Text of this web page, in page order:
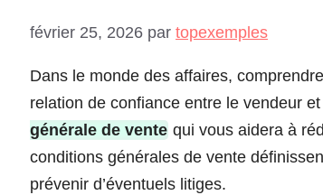
février 25, 2026 par topexemples
Dans le monde des affaires,
relation de confiance entre le vendeur
générale de vente qui vous aidera à
conditions générales de vente
prévenir d’éventuels litiges.